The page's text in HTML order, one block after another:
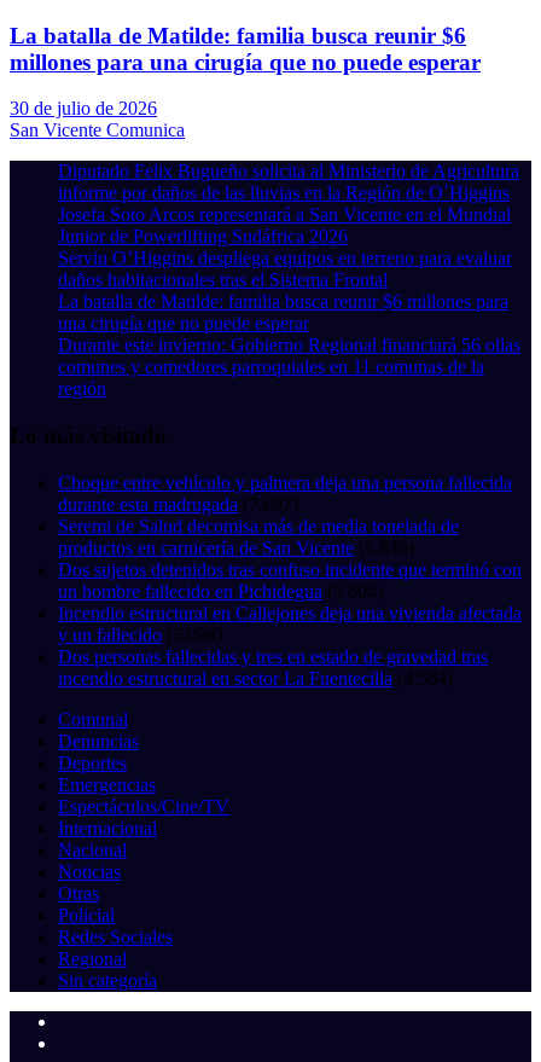
La batalla de Matilde: familia busca reunir $6
millones para una cirugía que no puede esperar
30 de julio de 2026
San Vicente Comunica
Diputado Felix Bugueño solicita al Ministerio de Agricultura
informe por daños de las lluvias en la Región de O´Higgins
Josefa Soto Arcos representará a San Vicente en el Mundial
Junior de Powerlifting Sudáfrica 2026
Serviu O’Higgins despliega equipos en terreno para evaluar
daños habitacionales tras el Sistema Frontal
La batalla de Matilde: familia busca reunir $6 millones para
una cirugía que no puede esperar
Durante este invierno: Gobierno Regional financiará 56 ollas
comunes y comedores parroquiales en 11 comunas de la
región
Lo más visitado
Choque entre vehículo y palmera deja una persona fallecida
durante esta madrugada (7.697)
Seremi de Salud decomisa más de media tonelada de
productos en carnicería de San Vicente (5.849)
Dos sujetos detenidos tras confuso incidente que terminó con
un hombre fallecido en Pichidegua (5.604)
Incendio estructural en Callejones deja una vivienda afectada
y un fallecido (5.098)
Dos personas fallecidas y tres en estado de gravedad tras
incendio estructural en sector La Fuentecilla (4.564)
Comunal
Denuncias
Deportes
Emergencias
Espectáculos/Cine/TV
Internacional
Nacional
Noticias
Otras
Policial
Redes Sociales
Regional
Sin categoría